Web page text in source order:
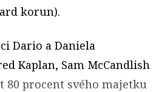
korun).
Dario a Daniela
Kaplan, Sam McCandlish
80 procent svého majetku